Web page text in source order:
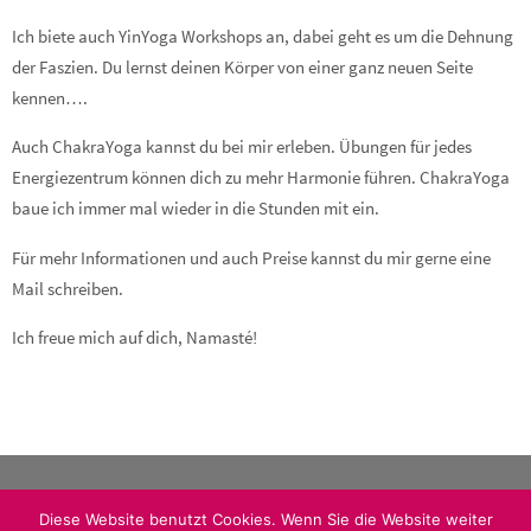
Ich biete auch YinYoga Workshops an, dabei geht es um die Dehnung
der Faszien. Du lernst deinen Körper von einer ganz neuen Seite
kennen….
Auch ChakraYoga kannst du bei mir erleben. Übungen für jedes
Energiezentrum können dich zu mehr Harmonie führen. ChakraYoga
baue ich immer mal wieder in die Stunden mit ein.
Für mehr Informationen und auch Preise kannst du mir gerne eine
Mail schreiben.
Ich freue mich auf dich, Namasté!
HerzRaum - Tue, was dein Herz dir sagt! © 2016 Tanja Ludwig-Koch
Diese Website benutzt Cookies. Wenn Sie die Website weiter